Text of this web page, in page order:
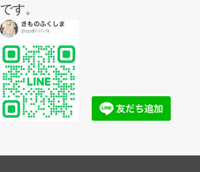
です。